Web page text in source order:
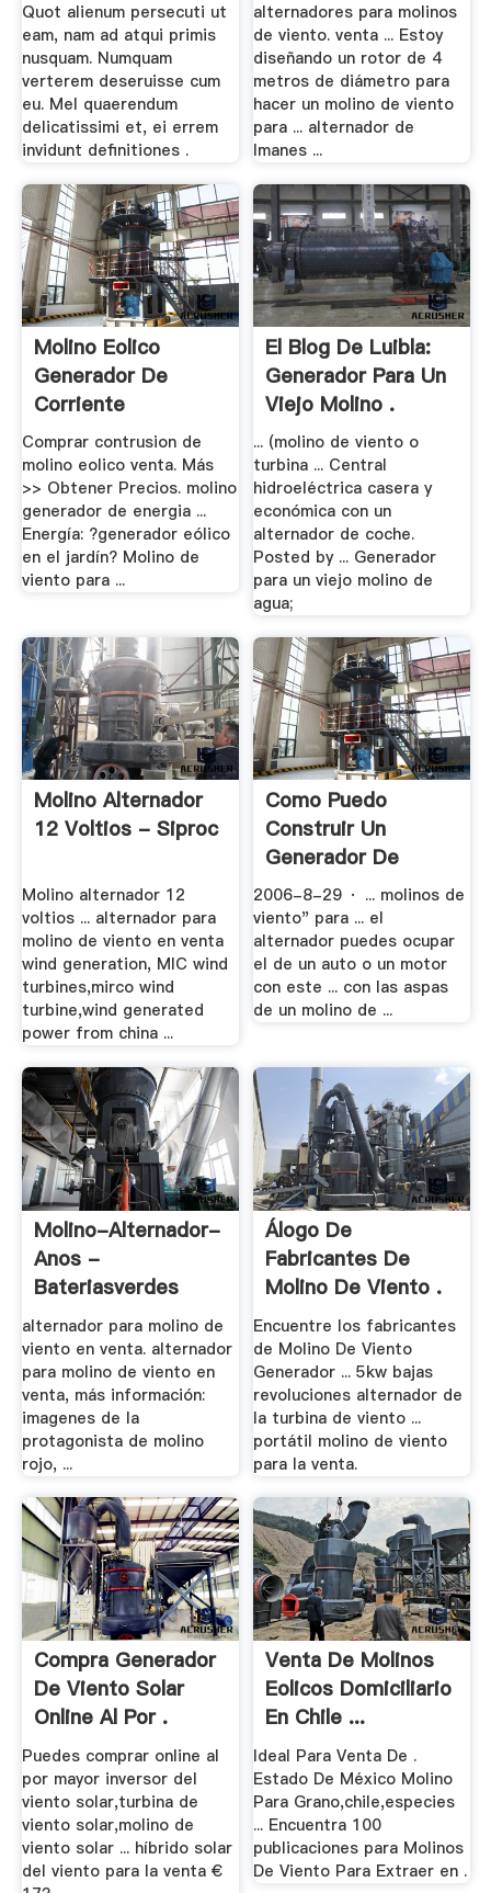
Quot alienum persecuti ut
eam, nam ad atqui primis
nusquam. Numquam
verterem deseruisse cum
eu. Mel quaerendum
delicatissimi et, ei errem
invidunt definitiones .
alternadores para molinos
de viento. venta ... Estoy
diseñando un rotor de 4
metros de diámetro para
hacer un molino de viento
para ... alternador de
Imanes ...
Molino Eolico
Generador De
Corriente
Fabricacion | .
Comprar contrusion de
molino eolico venta. Más
>> Obtener Precios. molino
generador de energia ...
Energía: ?generador eólico
en el jardín? Molino de
viento para ...
El Blog De Luibla:
Generador Para Un
Viejo Molino .
... (molino de viento o
turbina ... Central
hidroeléctrica casera y
económica con un
alternador de coche.
Posted by ... Generador
para un viejo molino de
agua;
Molino Alternador
12 Voltios - Siproc
Molino alternador 12
voltios ... alternador para
molino de viento en venta
wind generation, MIC wind
turbines,mirco wind
turbine,wind generated
power from china ...
Como Puedo
Construir Un
Generador De
Corriente .
2006-8-29 · ... molinos de
viento" para ... el
alternador puedes ocupar
el de un auto o un motor
con este ... con las aspas
de un molino de ...
Molino-Alternador-
Anos -
Bateriasverdes
alternador para molino de
viento en venta. alternador
para molino de viento en
venta, más información:
imagenes de la
protagonista de molino
rojo, ...
Álogo De
Fabricantes De
Molino De Viento .
Encuentre los fabricantes
de Molino De Viento
Generador ... 5kw bajas
revoluciones alternador de
la turbina de viento ...
portátil molino de viento
para la venta.
Compra Generador
De Viento Solar
Online Al Por .
Puedes comprar online al
por mayor inversor del
viento solar,turbina de
viento solar,molino de
viento solar ... híbrido solar
del viento para la venta €
Venta De Molinos
Eolicos Domiciliario
En Chile ...
Ideal Para Venta De .
Estado De México Molino
Para Grano,chile,especies
... Encuentra 100
publicaciones para Molinos
De Viento Para Extraer en .